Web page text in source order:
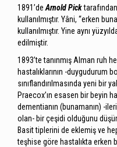
1891’de Arnold Pick
kullanılmıştır. Yâni, “erken
kullanılmıştır. Yine aynı
edilmiştir.
1893’te tanınmış Alman ruh
hastalıklarının -duygudurum
sınıflandırılmasında yeni bir
Praecox’ın esasen bir beyin
dementianın (bunamanın) -
olan- bir çeşidi olduğunu
Basit tiplerini de eklemiş ve
teşhise göre hastalıkta erken